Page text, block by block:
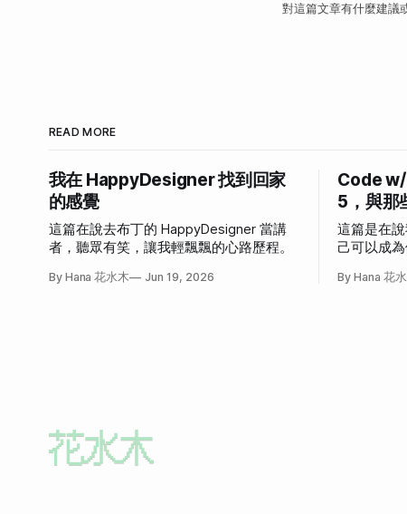
對這篇文章有什麼建議
READ MORE
我在 HappyDesigner 找到回家
的感覺
這篇在說去布丁的 HappyDesigner 當講
者，聽眾有笑，讓我輕飄飄的心路歷程。
By Hana 花水木 Jun 19, 2026
Code
5，與那
這篇是在
己可以成
By Hana 花